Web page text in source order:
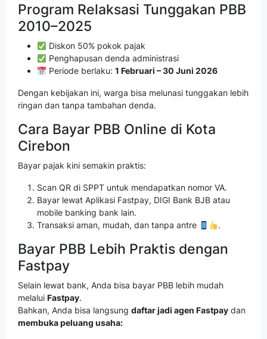
Program Relaksasi Tunggakan PBB
2010–2025
Diskon 50% pokok pajak
Penghapusan denda administrasi
Periode berlaku: 1 Februari – 30 Juni 2026
Dengan kebijakan ini, warga bisa melunasi tunggakan lebih
ringan dan tanpa tambahan denda.
Cara Bayar PBB Online di Kota
Cirebon
Bayar pajak kini semakin praktis:
Scan QR di SPPT untuk mendapatkan nomor VA.
Bayar lewat Aplikasi Fastpay, DIGI Bank BJB atau
mobile banking bank lain.
Transaksi aman, mudah, dan tanpa antre
.
Bayar PBB Lebih Praktis dengan
Fastpay
Selain lewat bank, Anda bisa bayar PBB lebih mudah
melalui Fastpay.
Bahkan, Anda bisa langsung daftar jadi agen Fastpay dan
membuka peluang usaha: